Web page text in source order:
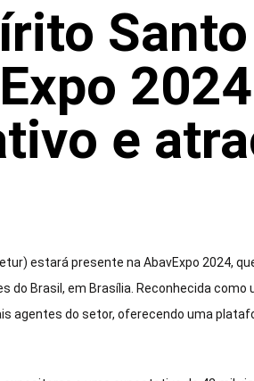
e
estará presente na AbavExpo 2024,
do Brasil, em Brasília. Reconhecida
agentes do setor, oferecendo uma